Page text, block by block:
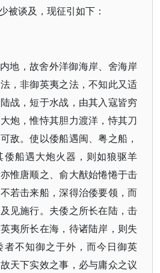
被谈及，现征引如下：
地，故舍外洋御海岸、舍海岸
，非御英夷之法，不知此又适
战，短于水战，由其入寇皆穷
炮，惟恃其胆力渡洋，恃其刀
敌。使以倭船遇闽、粤之船，
倭船遇大炮火器，则如狼驱羊
惟唐顺之、俞大猷始惓惓于击
若击来船，深得治倭要领，而
见施行。夫倭之所长在陆，击
夷所长在海，待诸陆岸，则失
不知御之于外，而今日御英
天下实效之事，必与庸众之议